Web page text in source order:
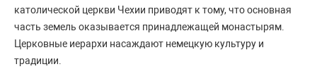
католической церкви Чехии приводят к тому, что основная
часть земель оказывается принадлежащей монастырям.
Церковные иерархи насаждают немецкую культуру и
традиции.